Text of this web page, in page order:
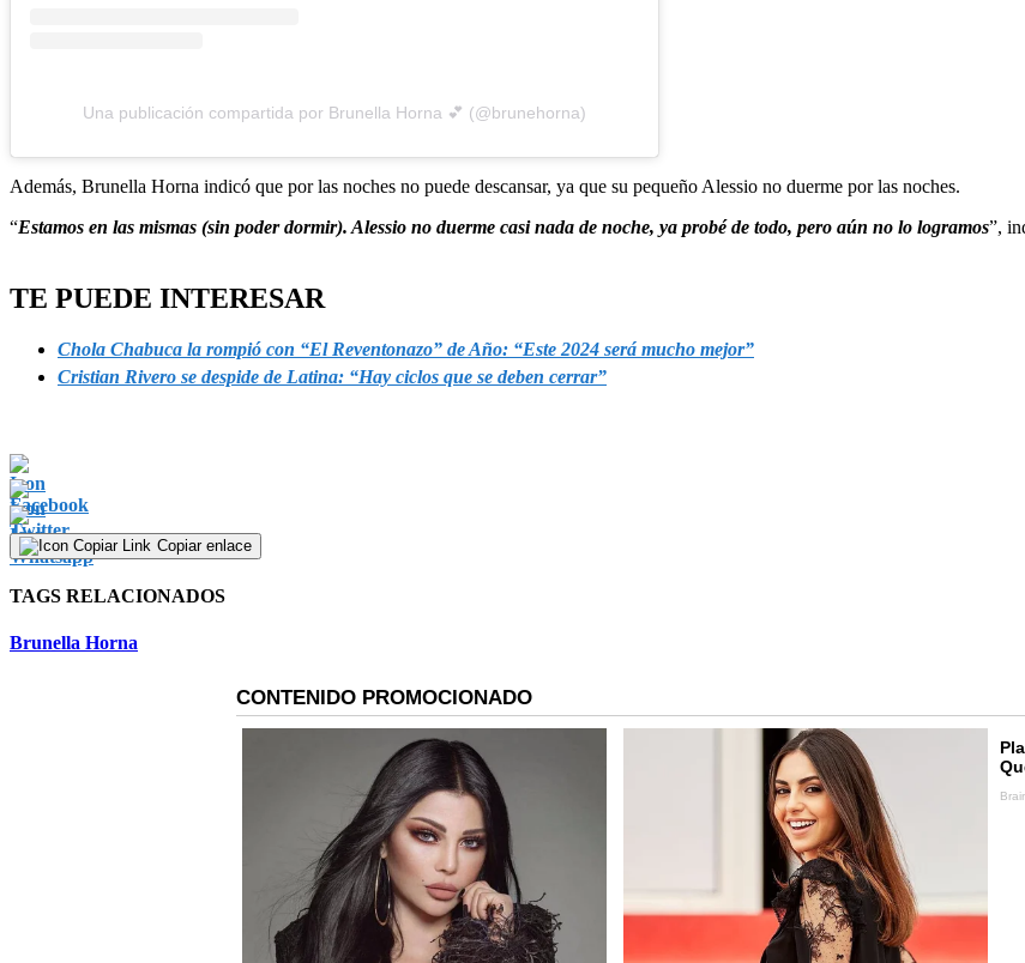
Una publicación compartida por Brunella Horna 💕 (@brunehorna)
Además, Brunella Horna indicó que por las noches no puede descansar, ya que su pequeño Alessio no duerme por las noches.
“Estamos en las mismas (sin poder dormir). Alessio no duerme casi nada de noche, ya probé de todo, pero aún no lo logramos”,
TE PUEDE INTERESAR
Chola Chabuca la rompió con “El Reventonazo” de Año: “Este 2024 será mucho mejor”
Cristian Rivero se despide de Latina: “Hay ciclos que se deben cerrar”
Copiar enlace
TAGS RELACIONADOS
Brunella Horna